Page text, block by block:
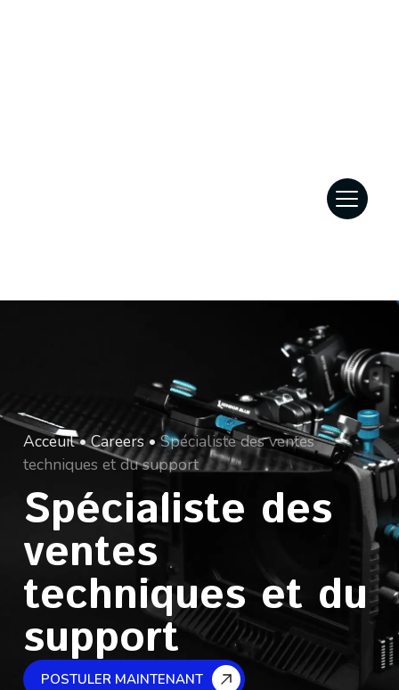
Acceuil•Careers•Spécialiste des ventes
techniques et du support
Spécialiste des
ventes
techniques et du
support
POSTULER MAINTENANT